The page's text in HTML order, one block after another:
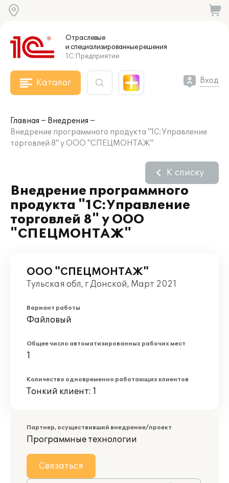
Отраслевые
и специализированныерешения
1С:Предприятие
Каталог Вход
Главная
Внедрения
Внедрение программного продукта "1С:Управление
торговлей 8" у ООО "СПЕЦМОНТАЖ"
Внедрение программного
продукта "1С:Управление
торговлей 8" у ООО
"СПЕЦМОНТАЖ"
К списку
ООО "СПЕЦМОНТАЖ"
Тульская обл, г Донской, Март 2021
Вариант работы
Файловый
Общее число автоматизированных рабочих мест
1
Количество одновременно работающих клиентов
Тонкий клиент: 1
Партнер, осуществивший внедрение/проект
Программные технологии
Связаться